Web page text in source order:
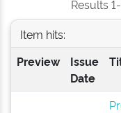
Results
Item hits:
Preview
Issue
Date